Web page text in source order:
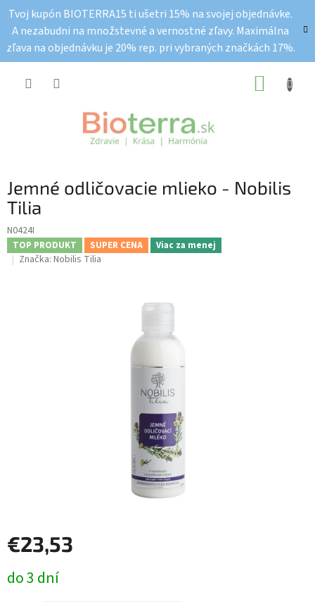
obsah
Tvoj kupón BIOTERRA15 ti ušetri 15% na svojej objednávke.
A nezabudni na množstevné a vernostné zľavy. Maximálna
zľava na objednávku je 20% rep. pri vybraných značkách 17%.
Jemné odličovacie mlieko - Nobilis
Tilia
N0424I
TOP PRODUKT SUPER CENA Viac za menej
Značka: Nobilis Tilia
€23,53
cena:
do 3 dní